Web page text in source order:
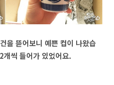
을 뜯어보니 예쁜 컵이 나왔습
개씩 들어가 있었어요.